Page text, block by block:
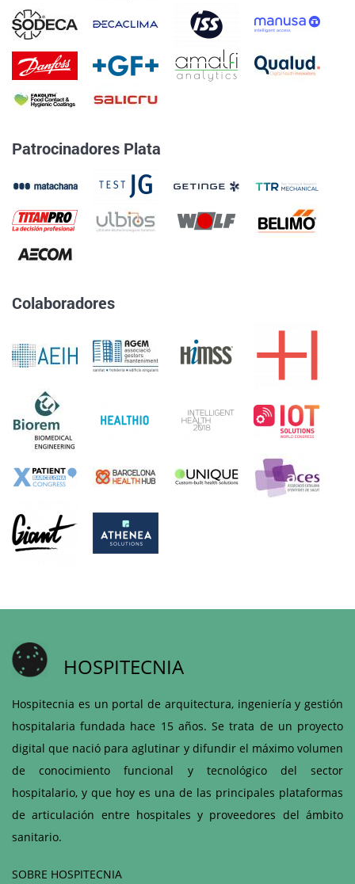
Patrocinadores Plata
Colaboradores
HOSPITECNIA
Hospitecnia es un portal de arquitectura, ingeniería y gestión
hospitalaria fundada hace 15 años. Se trata de un proyecto
digital que nació para aglutinar y difundir el máximo volumen
de conocimiento funcional y tecnológico del sector
hospitalario, y que hoy es una de las principales plataformas
de articulación entre hospitales y proveedores del ámbito
sanitario.
SOBRE HOSPITECNIA